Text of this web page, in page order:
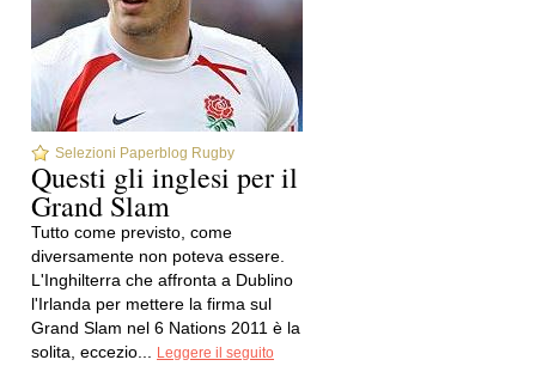
Selezioni Paperblog Rugby
Questi gli inglesi per il
Grand Slam
Tutto come previsto, come
diversamente non poteva essere.
L'Inghilterra che affronta a Dublino
l'Irlanda per mettere la firma sul
Grand Slam nel 6 Nations 2011 è la
solita, eccezio...
Leggere il seguito